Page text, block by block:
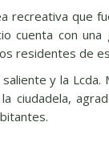
recreativa que
cuenta con
residentes de
y la
ciudadela,